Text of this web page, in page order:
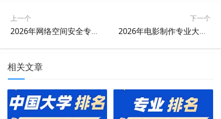
上一个
2026年网络空间安全专业大学排名
下一个
2026年电影制作专业大学排名
相关文章